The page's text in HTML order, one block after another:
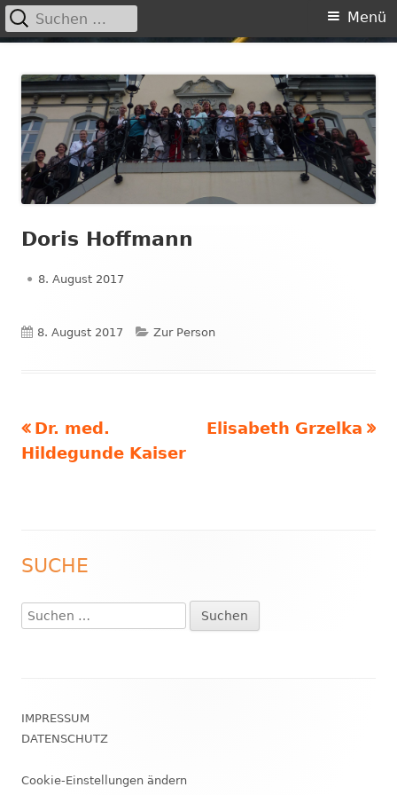
zum
Inhalt
Primäres
Menü
Suchen
nach:
Doris Hoffmann
Veröffentlicht
8. August 2017
Veröffentlicht
8. August 2017 Kategorien
Zur Person
Beitragsnavigation
Vorheriger
Beitrag:
Dr. med.
Hildegunde Kaiser
Nächster
Elisabeth Grzelka
Haupt-
Seitenleiste
SUCHE
Suchen
nach:
Inhalt
IMPRESSUM
DATENSCHUTZ
Cookie-Einstellungen ändern